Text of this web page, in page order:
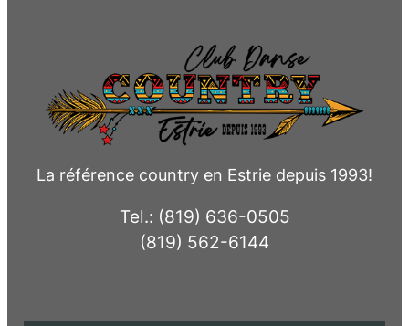
La référence country en Estrie depuis 1993!
Tel.: (819) 636-0505
(819) 562-6144